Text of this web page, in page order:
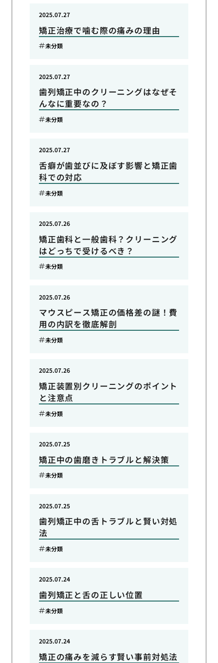
矯正治療で噛む際の痛みの理由
2025.07.27
未分類
歯列矯正中のクリーニングはなぜそ
んなに重要なの？
2025.07.27
未分類
舌癖が歯並びに及ぼす影響と矯正歯
科での対応
2025.07.27
未分類
矯正歯科と一般歯科？クリーニング
はどっちで受けるべき？
2025.07.26
未分類
マウスピース矯正の価格差の謎！費
用の内訳を徹底解剖
2025.07.26
未分類
矯正装置別クリーニングのポイント
と注意点
2025.07.26
未分類
矯正中の歯磨きトラブルと解決策
2025.07.25
未分類
歯列矯正中の舌トラブルと賢い対処
法
2025.07.25
未分類
歯列矯正と舌の正しい位置
2025.07.24
未分類
矯正の痛みを減らす賢い事前対処法
2025.07.24